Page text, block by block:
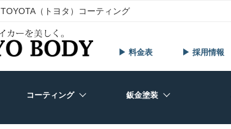
TOYOTA（トヨタ）コーティング
▶ 料金表 ▶ 採用情報
コーティング 鈑金塗装